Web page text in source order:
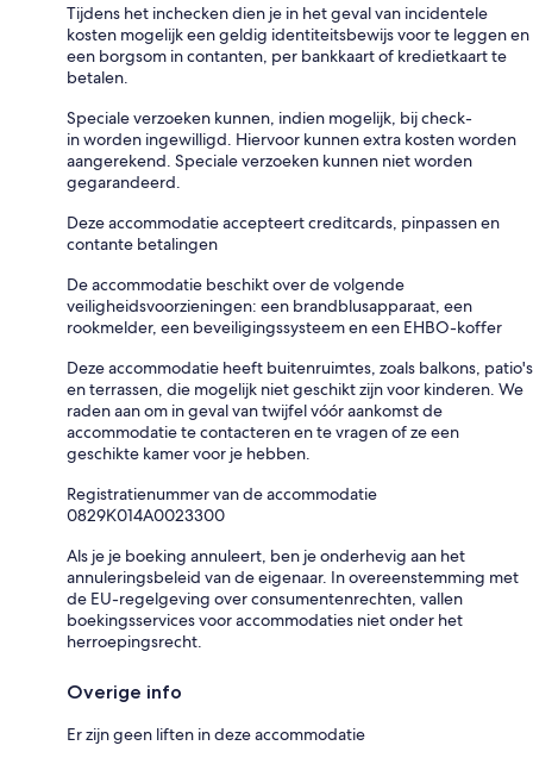
Tijdens het inchecken dien je in het geval van incidentele
kosten mogelijk een geldig identiteitsbewijs voor te leggen en
een borgsom in contanten, per bankkaart of kredietkaart te
betalen.
Speciale verzoeken kunnen, indien mogelijk, bij check-
in worden ingewilligd. Hiervoor kunnen extra kosten worden
aangerekend. Speciale verzoeken kunnen niet worden
gegarandeerd.
Deze accommodatie accepteert creditcards, pinpassen en
contante betalingen
De accommodatie beschikt over de volgende
veiligheidsvoorzieningen: een brandblusapparaat, een
rookmelder, een beveiligingssysteem en een EHBO-koffer
Deze accommodatie heeft buitenruimtes, zoals balkons, patio's
en terrassen, die mogelijk niet geschikt zijn voor kinderen. We
raden aan om in geval van twijfel vóór aankomst de
accommodatie te contacteren en te vragen of ze een
geschikte kamer voor je hebben.
Registratienummer van de accommodatie
0829Κ014A0023300
Als je je boeking annuleert, ben je onderhevig aan het
annuleringsbeleid van de eigenaar. In overeenstemming met
de EU-regelgeving over consumentenrechten, vallen
boekingsservices voor accommodaties niet onder het
herroepingsrecht.
Overige info
Er zijn geen liften in deze accommodatie